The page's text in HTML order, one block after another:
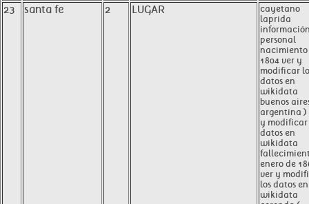
23 santa fe 2 LUGAR
cayetano
laprida
personal
nacimiento
1804 ver y
modificar
datos en
wikidata
buenos
argentina )
y modificar
datos en
wikidata
enero de
ver y
los datos en
wikidata